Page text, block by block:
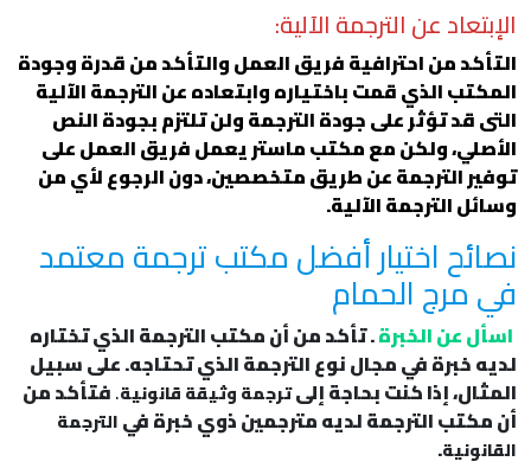
الإبتعاد عن الترجمة الآلية:
التأكد من احترافية فريق العمل والتأكد من قدرة وجودة
المكتب الذي قمت باختياره وابتعاده عن الترجمة الآلية
التى قد تؤثر على جودة الترجمة ولن تلتزم بجودة النص
الأصلي، ولكن مع مكتب ماستر يعمل فريق العمل على
توفير الترجمة عن طريق متخصصين، دون الرجوع لأي من
وسائل الترجمة الآلية.
نصائح اختيار أفضل مكتب ترجمة معتمد
في مرج الحمام
اسأل عن الخبرة. تأكد من أن مكتب الترجمة الذي تختاره
لديه خبرة في مجال نوع الترجمة الذي تحتاجه. على سبيل
المثال، إذا كنت بحاجة إلىترجمة وثيقة قانونية.فتأكد من
أن مكتب الترجمة لديه مترجمين ذوي خبرة فيالترجمة
القانونية.